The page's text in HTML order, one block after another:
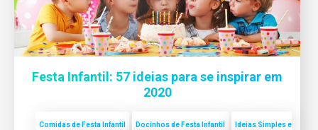
Festa Infantil: 57 ideias para se inspirar em
2020
Comidas de Festa Infantil Docinhos de Festa Infantil Ideias Simples e